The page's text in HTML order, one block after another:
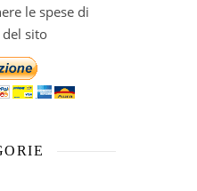
le spese di
del sito